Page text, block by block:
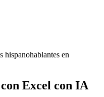
hispanohablantes en
Excel con IA